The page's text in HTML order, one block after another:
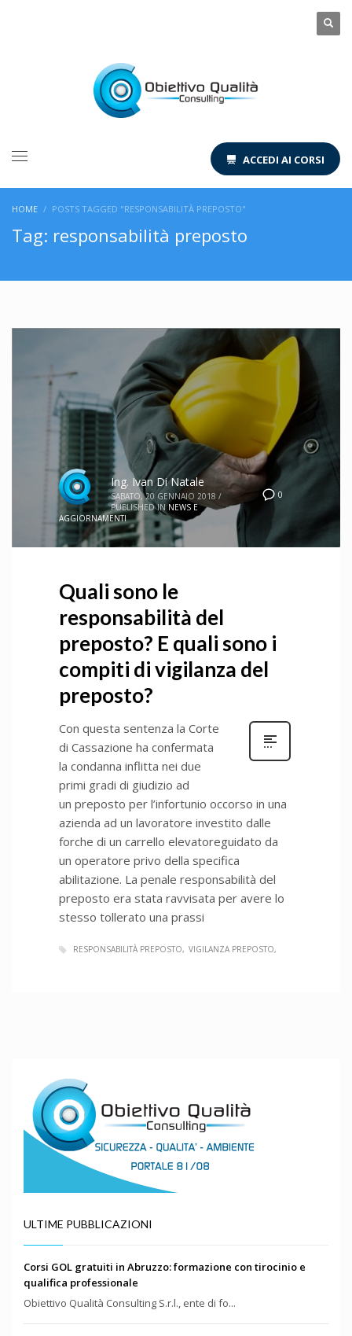
ACCEDI AI CORSI
HOME POSTS TAGGED "RESPONSABILITÀ PREPOSTO"
Tag: responsabilità preposto
0
Ing. Ivan Di Natale
SABATO, 20 GENNAIO 2018 /
PUBLISHED IN NEWS E
AGGIORNAMENTI
Quali sono le
responsabilità del
preposto? E quali sono i
compiti di vigilanza del
preposto?
Con questa sentenza la Corte
di Cassazione ha confermata
la condanna inflitta nei due
primi gradi di giudizio ad
un preposto per l’infortunio occorso in una
azienda ad un lavoratore investito dalle
forche di un carrello elevatoreguidato da
un operatore privo della specifica
abilitazione. La penale responsabilità del
preposto era stata ravvisata per avere lo
stesso tollerato una prassi
RESPONSABILITÀ PREPOSTO VIGILANZA PREPOSTO
ULTIME PUBBLICAZIONI
Corsi GOL gratuiti in Abruzzo: formazione con tirocinio e
qualifica professionale
Obiettivo Qualità Consulting S.r.l., ente di fo...